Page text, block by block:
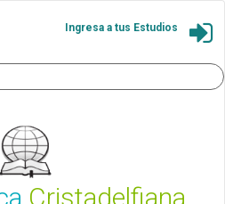
Ingresa a tus Estudios
Cristadelfiana